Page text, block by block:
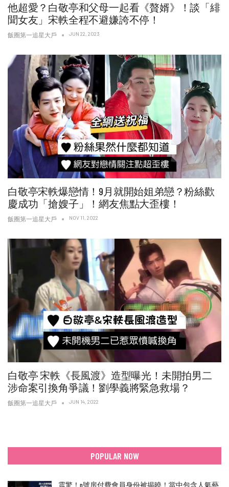
他超愛？白敬亭和父母一起看《贅婿》！談「緋
聞女友」宋軼全程不避嫌誇不停！
飯圈第一追星大戶 JUN 22, 2023
白敬亭宋軼爆戀情！9月就開始姐弟戀？粉絲歡
慶成功「搶嫂子」！網友焦點大歪樓！
飯圈第一追星大戶 NOV 11, 2022
白敬亭 宋軼《長風渡》造型曝光！未開拍男二
涉命案引換角爭議！劉學義將緊急救場？
飯圈第一追星大戶 JUN 14, 2022
POPULAR NOW
震驚！n號房付費會員身份被揭曉！當中包含人氣藝